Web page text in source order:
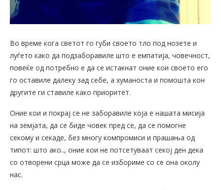
Во време кога светот го губи своето тло под нозете и
луѓето како да подзаборавиле што е емпатија, човечност,
повеќе од потребно е да се истакнат оние кои своето его
го оставиле далеку зад себе, а хуманоста и помошта кон
другите ги ставиле како приоритет.
Оние кои и покрај се не заборавиле која е нашата мисија
на земјата, да се биде човек пред се, да се помогне
секому и секаде, без многу компромиси и прашања од
типот: што ако.., оние кои не потсетуваат секој ден дека
со отворени срца може да се избориме со се она околу
нас.